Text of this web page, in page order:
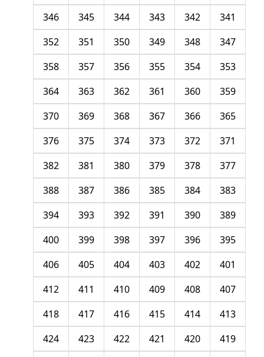
341
342
343
344
345
346
347
348
349
350
351
352
353
354
355
356
357
358
359
360
361
362
363
364
365
366
367
368
369
370
371
372
373
374
375
376
377
378
379
380
381
382
383
384
385
386
387
388
389
390
391
392
393
394
395
396
397
398
399
400
401
402
403
404
405
406
407
408
409
410
411
412
413
414
415
416
417
418
419
420
421
422
423
424